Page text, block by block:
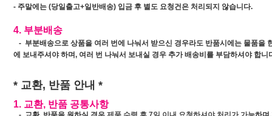
- 주말에는 (당일출고+일반배송) 입금 후 별도 요청건은 처리되지 않습니다.
4. 부분배송
- 부분배송으로 상품을 여러 번에 나눠서 받으신 경우라도 반품시에는 물품을
에 보내주셔야 하며, 여러 번 나눠서 보내실 경우 추가 배송비를 부담하셔야 합니
* 교환, 반품 안내 *
1. 교환, 반품 공통사항